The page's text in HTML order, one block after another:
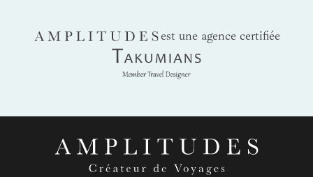
AMPLITUDES
est une agence certifiée
Takumians